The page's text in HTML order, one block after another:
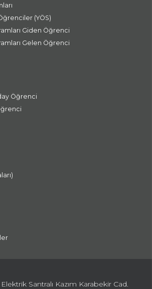
(YÖS)
Giden Öğrenci
Gelen Öğrenci
Öğrenci
Santralı Kazım Karabekir Cad.